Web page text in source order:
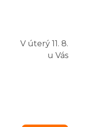
V úterý 11. 8.
u Vás